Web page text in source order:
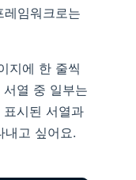
임워크로는
지에 한 줄씩
열 중 일부는
시된 서열과
내고 싶어요.